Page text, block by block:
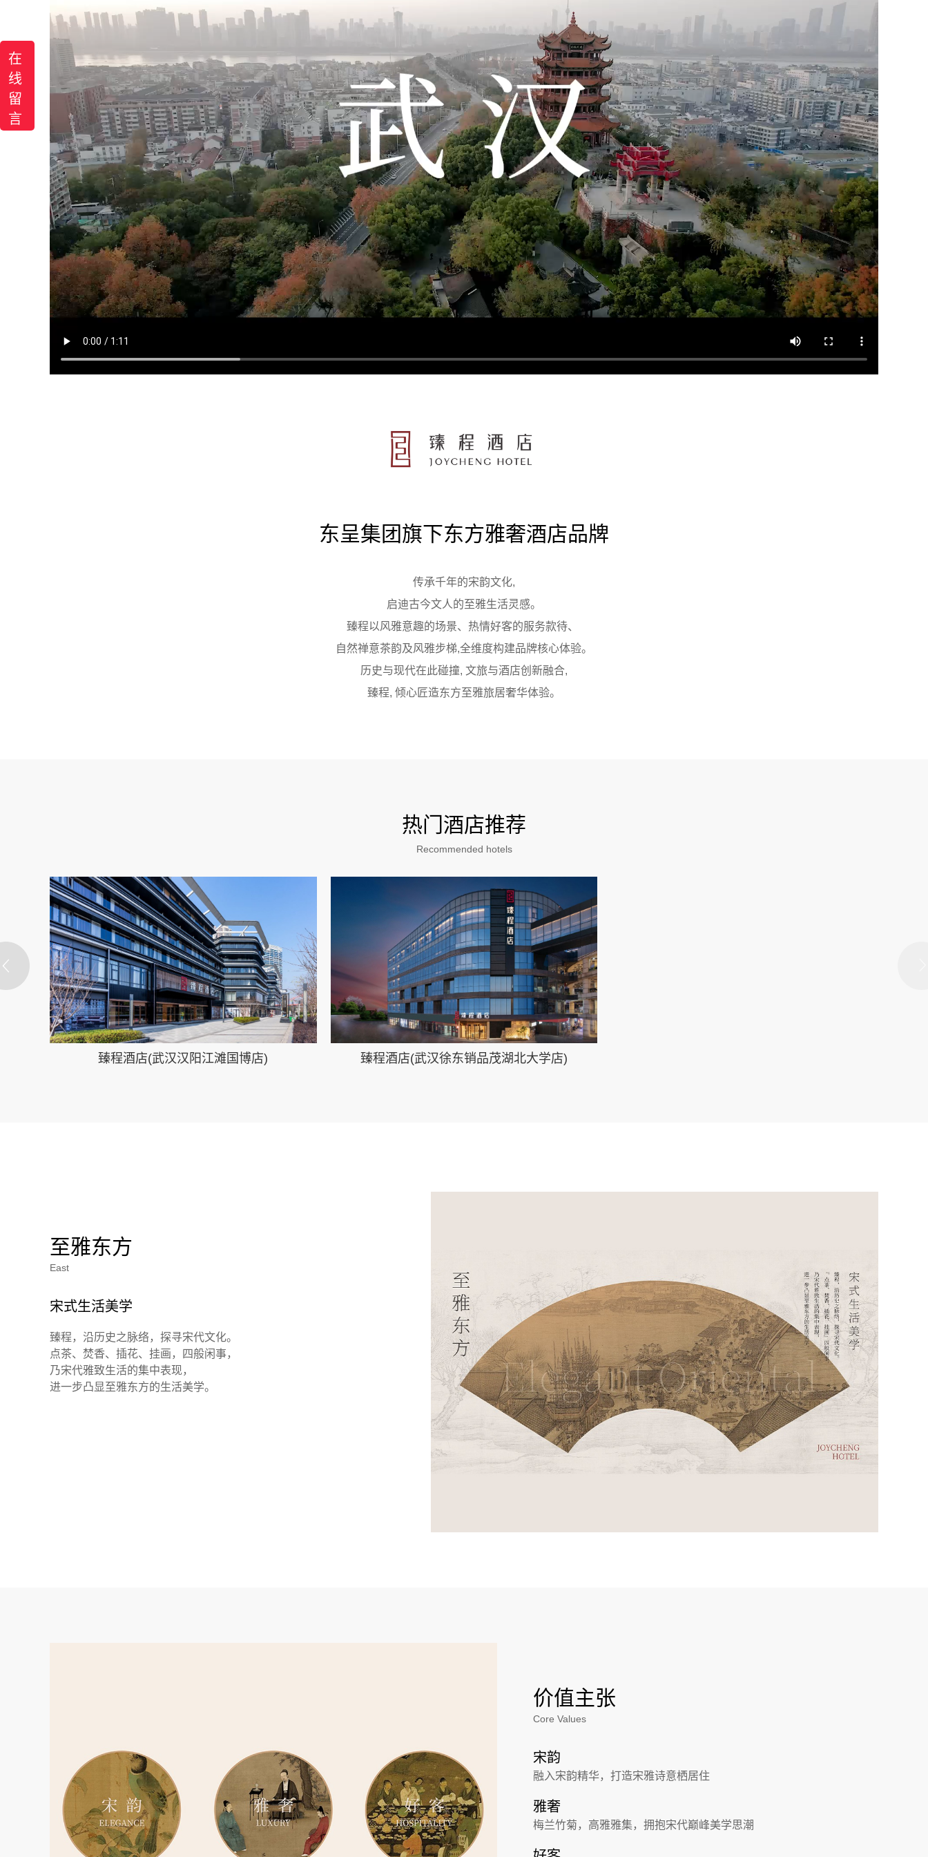
东呈集团旗下东方雅奢酒店品牌
传承千年的宋韵文化,
启迪古今文人的至雅生活灵感。
臻程以风雅意趣的场景、热情好客的服务款待、
自然禅意茶韵及风雅步梯,全维度构建品牌核心体验。
历史与现代在此碰撞, 文旅与酒店创新融合,
臻程, 倾心匠造东方至雅旅居奢华体验。
热门酒店推荐
Recommended hotels
臻程酒店(武汉汉阳江滩国博店) 臻程酒店(武汉徐东销品茂湖北大学店)
至雅东方
East
宋式生活美学
臻程，沿历史之脉络，探寻宋代文化。
点茶、焚香、插花、挂画，四般闲事，
乃宋代雅致生活的集中表现，
进一步凸显至雅东方的生活美学。
价值主张
Core Values
宋韵
融入宋韵精华，打造宋雅诗意栖居住
雅奢
梅兰竹菊，高雅雅集，拥抱宋代巅峰美学思潮
在
线
留
言